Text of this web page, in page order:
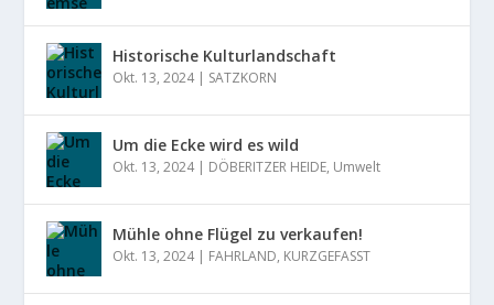
Historische Kulturlandschaft
Okt. 13, 2024| SATZKORN
Um die Ecke wird es wild
Okt. 13, 2024| DÖBERITZER HEIDE, Umwelt
Mühle ohne Flügel zu verkaufen!
Okt. 13, 2024| FAHRLAND, KURZGEFASST